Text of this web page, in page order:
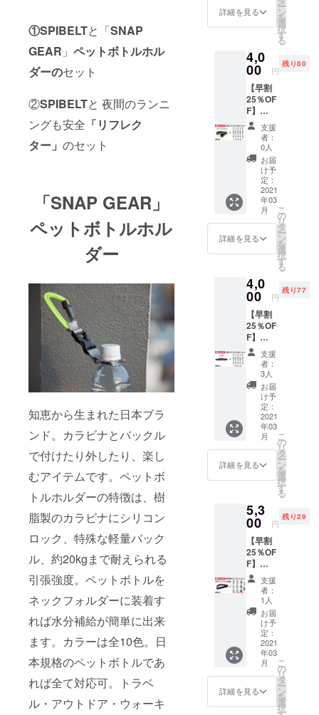
①SPIBELTと「SNAP
GEAR 」 ペットボトルホル
ダーのセット
②SPIBELTと 夜間のランニ
ングも安全 「リフレク
ター」 のセット
「SNAP GEAR」
ペットボトルホル
ダー
知恵から生まれた日本ブラ
ンド。カラビナとバックル
で付けたり外したり、楽し
むアイテムです。ペットボ
トルホルダーの特徴は、樹
脂製のカラビナにシリコン
ロック、特殊な軽量バック
ル、約20kgまで耐えられる
引張強度。ペットボトルを
ネックフォルダーに装着す
れば水分補給が簡単に出来
ます。カラーは全10色。日
本規格のペットボトルであ
れば全て対応可。トラベ
ル・アウトドア・ウォーキ
お届け
状況、
使用部
材の供
給状
況、製
造工程
上の都
合等に
より出
荷時期
が遅れ
る場合
があり
ます。
す。 価
4,000円
込・送
料込）
一般販
売価
格：
5,302円
(税込)
３月上
旬～中
旬頃に
順次発
送予定
です。
ネコポ
スでの
お届け
になり
※ご注文
使用部
材の供
給状
況、製
造工程
上の都
合等に
より出
荷時期
が遅れ
る場合
があり
ます。
LARGE
サイズ
「ター
ズ」と
ボトル
ホル
ダー1個
のセッ
トで
す。 ＊
ボトル
ホル
ダーは
10色の
中から
ランダ
ムで1個
選ばせ
ていた
だきま
（税
込・送
料込）
一般販
売価
格：
5,302円
(税込)
３月上
旬～中
旬頃に
順次発
送予定
です。
ネコポ
スでの
お届け
状況、
使用部
材の供
給状
況、製
造工程
上の都
合等に
より出
荷時期
が遅れ
る場合
があり
ます。
詳細を見る ー
ン
を
選
択
す
る
4,0
00 円
残り80
【早割
25％OF
F】
LARGE
サイズ
「ブ
ラック/
ライム
zip」1
本とボ
トルホ
ルダー1
個
SPIBEL
T
LARGE
「ター
コイ
ズ」と
ボトル
ホル
ダー1個
のセッ
トで
す。 ＊
ボトル
ホル
ダーは
10色の
中から
ランダ
ムで1個
選ばせ
格：
4,000円
（税
込・送
料込）
一般販
売価
格：
5,302円
(税込)
３月上
旬～中
旬頃に
順次発
送予定
です。
ネコポ
支援
者：
0人
お届
け予
定：
2021
年03
月
詳細を見る
こ
の
リ
タ
ー
ン
を
選
択
す
る
4,0
00 円
残り77
【早割
25％OF
F】
LARGE
サイズ
「レイ
ヴ」1本
とボト
ルホル
ダー1個
SPIBEL
LARGE
サイズ
「レイ
ヴ」と
ホル
ダー1個
＊ボト
ルホル
ダーは
10色の
中から
ランダ
ムで1個
選ばせ
ていた
だきま
す。 価
格：
4,000円
（税
込・送
支援
者：
3人
お届
け予
定：
2021
年03
月
詳細を見る
こ
の
リ
タ
ー
ン
を
選
択
す
る
5,3
00 円
残り29
【早割
25％OF
F】
MESSE
NGER
サイズ
「PRO
ブラッ
ク」1本
とリフ
レク
ター1個
SPIBEL
T
MESSE
NGER
支援
者：
1人
お届
け予
定：
2021
年03
月
詳細を見る
こ
の
リ
タ
ー
ン
を
選
択